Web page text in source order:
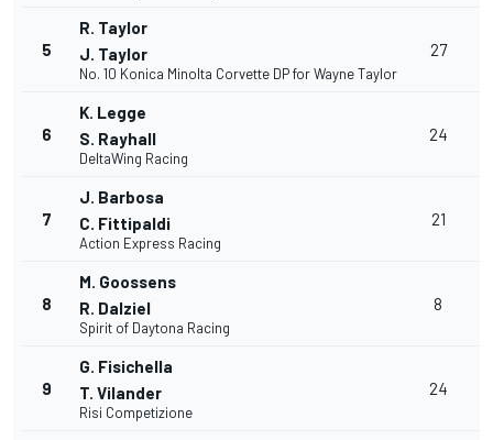
5
R. Taylor
J. Taylor
No. 10 Konica Minolta Corvette DP for Wayne Taylor
27
6
K. Legge
S. Rayhall
DeltaWing Racing
24
7
J. Barbosa
C. Fittipaldi
Action Express Racing
21
8
M. Goossens
R. Dalziel
Spirit of Daytona Racing
8
9
G. Fisichella
T. Vilander
Risi Competizione
24